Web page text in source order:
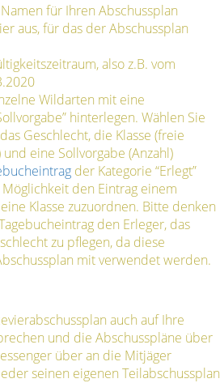
für Ihren Abschussplan
aus, für das der Abschussplan
also z.B. vom
Wildarten mit eine
hinterlegen. Wählen Sie
Geschlecht, die Klasse (freie
eine Sollvorgabe (Anzahl)
der Kategorie “Erlegt”
den Eintrag einem
Klasse zuzuordnen. Bitte denken
den Erleger, das
zu pflegen, da diese
mit verwendet werden.
auch auf Ihre
und die Abschusspläne über
über an die Mitjäger
seinen eigenen Teilabschussplan